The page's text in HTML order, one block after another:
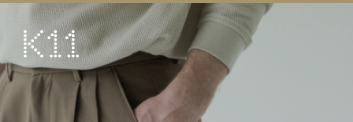
藝術及文化
店鋪